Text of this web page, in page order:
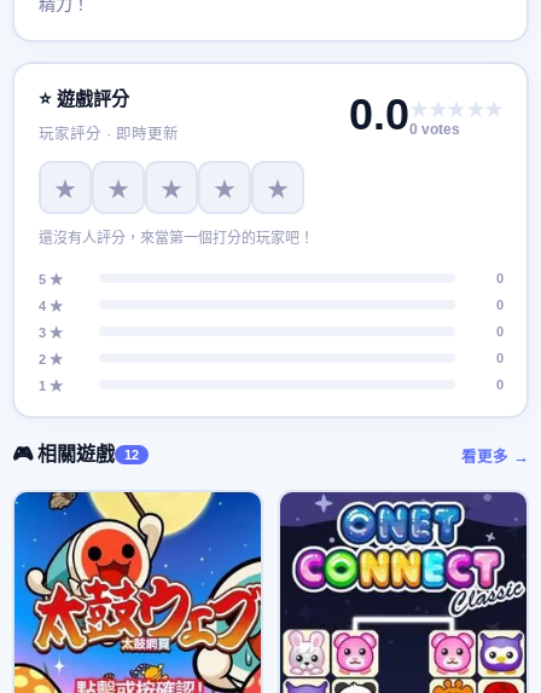
⭐ 遊戲評分
玩家評分 · 即時更新 0.0★★★★★
0 votes
★ ★ ★ ★ ★
還沒有人評分，來當第一個打分的玩家吧！
5 ★
0
4 ★
0
3 ★
0
2 ★
0
1 ★
0
🎮 相關遊戲 12 看更多 →